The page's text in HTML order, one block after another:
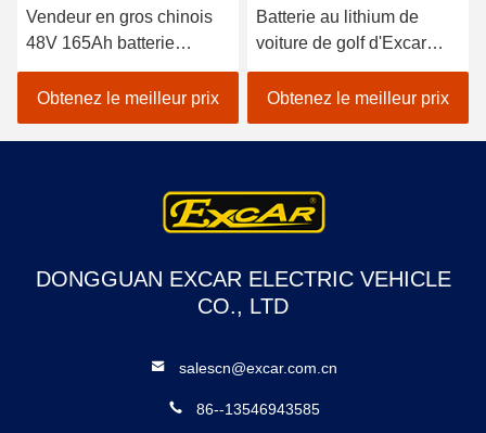
Vendeur en gros chinois
48V 165Ah batterie
lithium-ion rechargeable
batterie remplacement
acide plomb
Obtenez le meilleur prix
Batterie au lithium de
voiture de golf d'Excar
210ah FS de 72 volts
approuvée
Obtenez le meilleur prix
DONGGUAN EXCAR ELECTRIC VEHICLE
CO., LTD
salescn@excar.com.cn
86--13546943585